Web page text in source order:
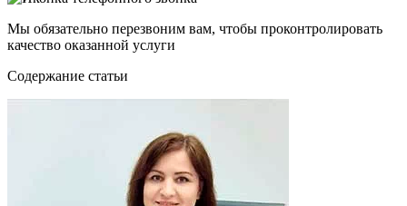
Мы обязательно перезвоним вам, чтобы проконтролировать
качество оказанной услуги
Cодержание статьи